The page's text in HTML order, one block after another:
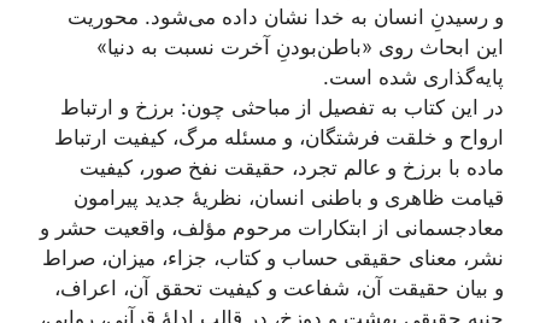
و رسیدنِ انسان به خدا نشان داده می‌شود. محوریت
این ابحاث روی «باطن‌بودنِ آخرت نسبت به دنیا»
پایه‌گذاری شده است.
در این کتاب به تفصیل از مباحثی چون: برزخ و ارتباط
ارواح و خلقت فرشتگان، و مسئله مرگ، کیفیت ارتباط
ماده با برزخ و عالم تجرد، حقیقت نفخ صور، کیفیت
قیامت ظاهری و باطنی انسان، نظریۀ جدید پیرامون
معاد‌جسمانی از ابتکارات مرحوم مؤلف، واقعیت حشر و
نشر، معنای حقیقی حساب و کتاب، جزاء، میزان، صراط
و بیان حقیقت آن، شفاعت و کیفیت تحقق آن، اعراف،
جنبه حقیقی بهشت و دوزخ، در قالب ادلۀ قرآنی، روایی،